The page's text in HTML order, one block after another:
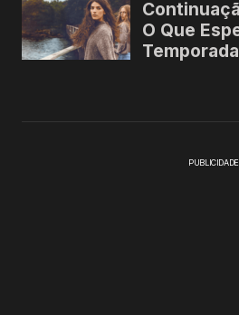
PUBLICIDADE